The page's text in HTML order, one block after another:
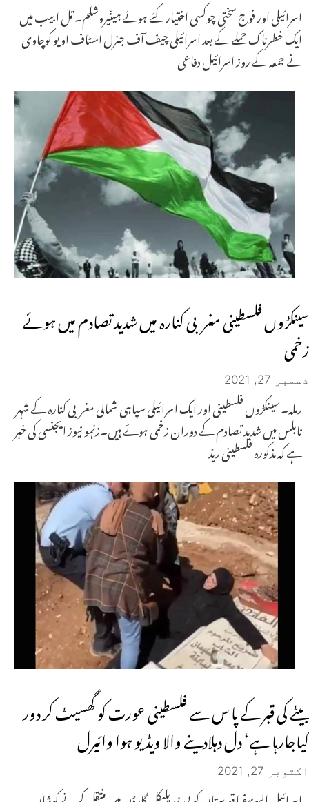
اسرائیلی اور فوج سختی چوکسی اختیار کئے ہوئے ہیںیروشلم۔ تل ابیب میں
ایک خطرناک حملے کے بعد اسرائیلی چیف آف جنرل اسٹاف اویو کوچاوی
نے جمعہ کے روز اسرائیل دفاعی
سینکڑوں فلسطینی مغربی کنارہ میں شدید تصادم میں ہوئے
زخمی
دسمبر 27, 2021
رملہ۔ سینکڑوں فلسطینی اور ایک اسرائیلی سپاہی شمالی مغربی کنارہ کے شہر
نابلس میں شدید تصادم کے دوران زخمی ہوئے ہیں۔زنہو نیوز ایجنسی کی خبر
ہے کہ مذکورہ فلسطینی ریڈ
بیٹے کی قبر کے پا س سے فلسطینی عورت کو گھسیٹ کر دور
کیاجارہا ہے‘ دل دہلادینے والا ویڈیو ہوا وائیرل
اکتوبر 27, 2021